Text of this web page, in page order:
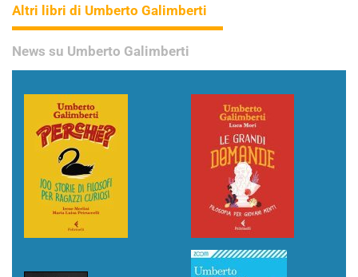
Altri libri di Umberto Galimberti
News su Umberto Galimberti